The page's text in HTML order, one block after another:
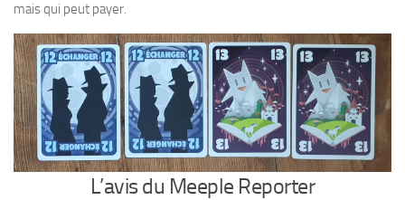
mais qui peut payer.
L’avis du Meeple Reporter